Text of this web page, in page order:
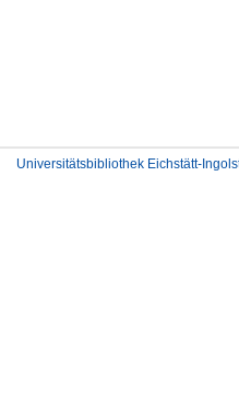
Universitätsbibliothek Eichstätt-